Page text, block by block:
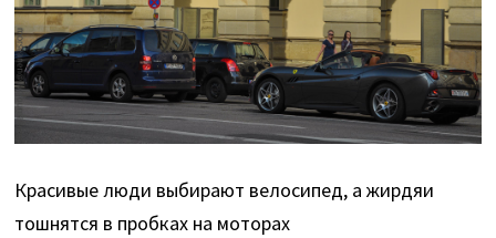
Красивые люди выбирают велосипед, а жирдяи
тошнятся в пробках на моторах